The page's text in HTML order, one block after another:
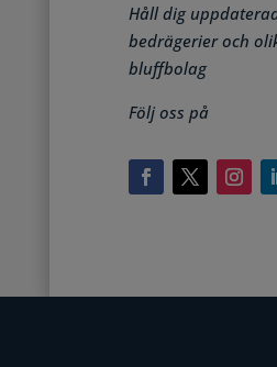
Håll dig
bedrägerier och
bluffbolag
Följ oss på